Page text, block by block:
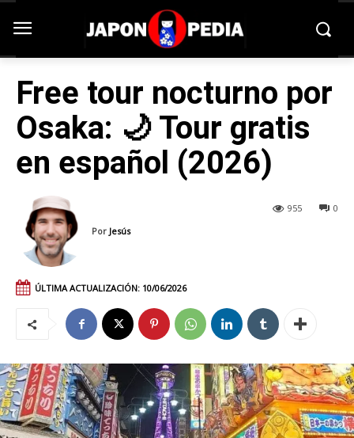
Free tour nocturno por
Osaka: 🌙 Tour gratis
en español (2026)
0
955
Por Jesús
ÚLTIMA ACTUALIZACIÓN: 10/06/2026